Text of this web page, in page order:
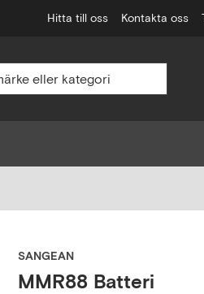
Hitta till oss Kontakta oss
SANGEAN
MMR88 Batteri